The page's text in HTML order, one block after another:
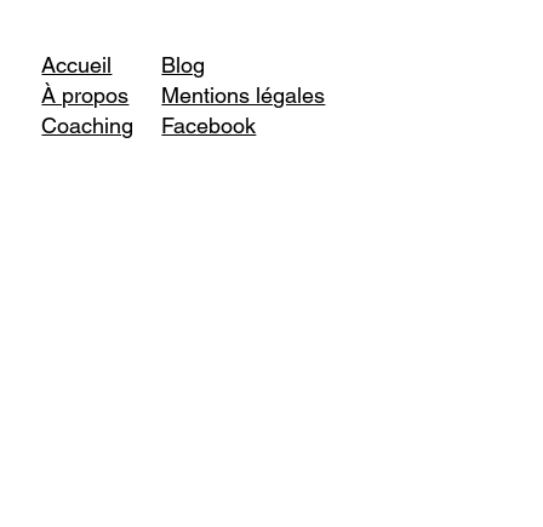
Accueil
À propos
Coaching
Blog
Mentions légales
Facebook